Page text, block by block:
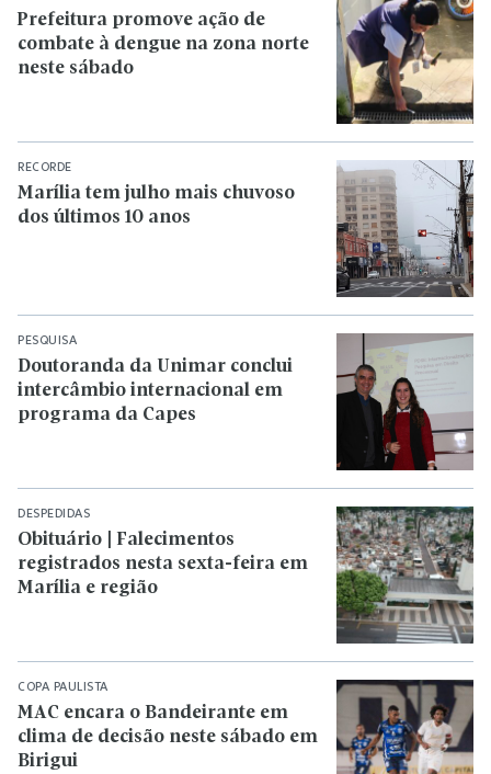
Prefeitura promove ação de
combate à dengue na zona norte
neste sábado
RECORDE
Marília tem julho mais chuvoso
dos últimos 10 anos
PESQUISA
Doutoranda da Unimar conclui
intercâmbio internacional em
programa da Capes
DESPEDIDAS
Obituário | Falecimentos
registrados nesta sexta-feira em
Marília e região
COPA PAULISTA
MAC encara o Bandeirante em
clima de decisão neste sábado em
Birigui